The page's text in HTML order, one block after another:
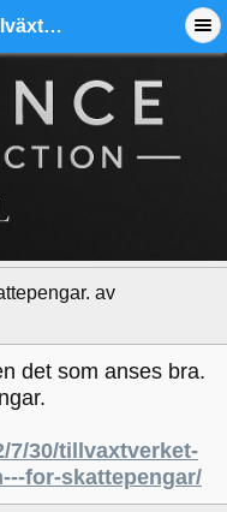
Ny sätt att öka tillväxt med våra skattepengar. - Ädelmetallforum
av
det som anses bra.
7/30/tillvaxtverket-
for-skattepengar/